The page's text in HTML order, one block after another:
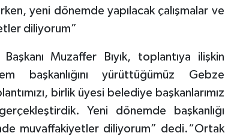
yeni dönemde yapılacak çalışmalar ve
diliyorum”
Muzaffer Bıyık, toplantıya ilişkin
başkanlığını yürüttüğümüz Gebze
birlik üyesi belediye başkanlarımız
Yeni dönemde başkanlığı
muvaffakiyetler diliyorum” dedi.“Ortak